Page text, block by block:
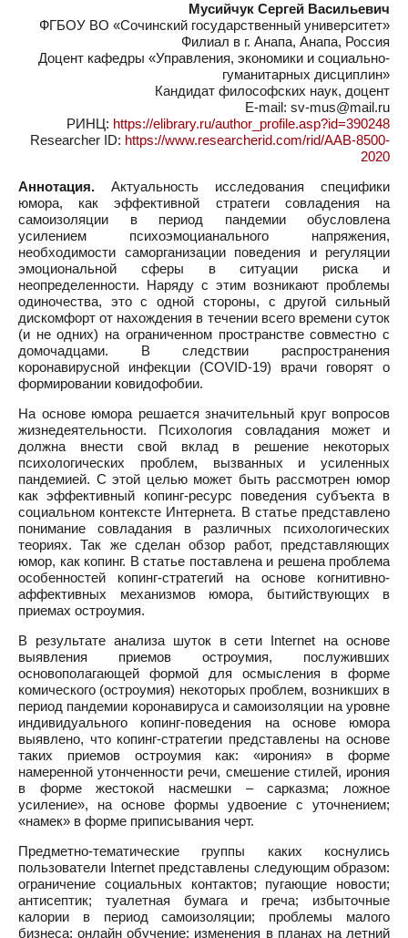
Мусийчук Сергей Васильевич
ФГБОУ ВО «Сочинский государственный университет»
Филиал в г. Анапа, Анапа, Россия
Доцент кафедры «Управления, экономики и социально-
гуманитарных дисциплин»
Кандидат философских наук, доцент
E-mail: sv-mus@mail.ru
РИНЦ: https://elibrary.ru/author_profile.asp?id=390248
Researcher ID: https://www.researcherid.com/rid/AAB-8500-
2020
Аннотация. Актуальность исследования специфики
юмора, как эффективной стратеги совладения на
самоизоляции в период пандемии обусловлена
усилением психоэмоцианального напряжения,
необходимости саморганизации поведения и регуляции
эмоциональной сферы в ситуации риска и
неопределенности. Наряду с этим возникают проблемы
одиночества, это с одной стороны, с другой сильный
дискомфорт от нахождения в течении всего времени суток
(и не одних) на ограниченном пространстве совместно с
домочадцами. В следствии распространения
коронавирусной инфекции (COVID-19) врачи говорят о
формировании ковидофобии.
На основе юмора решается значительный круг вопросов
жизнедеятельности. Психология совладания может и
должна внести свой вклад в решение некоторых
психологических проблем, вызванных и усиленных
пандемией. С этой целью может быть рассмотрен юмор
как эффективный копинг-ресурс поведения субъекта в
социальном контексте Интернета. В статье представлено
понимание совладания в различных психологических
теориях. Так же сделан обзор работ, представляющих
юмор, как копинг. В статье поставлена и решена проблема
особенностей копинг-стратегий на основе когнитивно-
аффективных механизмов юмора, бытийствующих в
приемах остроумия.
В результате анализа шуток в сети Internet на основе
выявления приемов остроумия, послуживших
основополагающей формой для осмысления в форме
комического (остроумия) некоторых проблем, возникших в
период пандемии коронавируса и самоизоляции на уровне
индивидуального копинг-поведения на основе юмора
выявлено, что копинг-стратегии представлены на основе
таких приемов остроумия как: «ирония» в форме
намеренной утонченности речи, смешение стилей, ирония
в форме жестокой насмешки – сарказма; ложное
усиление», на основе формы удвоение с уточнением;
«намек» в форме приписывания черт.
Предметно-тематические группы каких коснулись
пользователи Internet представлены следующим образом:
ограничение социальных контактов; пугающие новости;
антисептик; туалетная бумага и греча; избыточные
калории в период самоизоляции; проблемы малого
бизнеса; онлайн обучение; изменения в планах на летний